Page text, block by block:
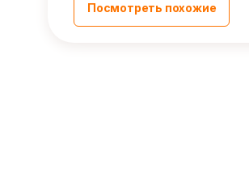
Посмотреть похожие